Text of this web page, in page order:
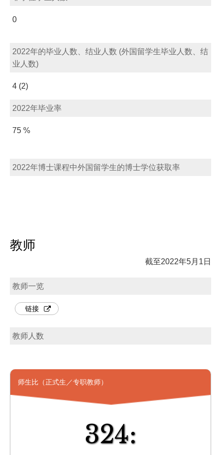
0
2022年的毕业人数、结业人数 (外国留学生毕业人数、结
业人数)
4 (2)
2022年毕业率
75 %
2022年博士课程中外国留学生的博士学位获取率
教师
截至2022年5月1日
教师一览
链接
教师人数
师生比（正式生／专职教师）
324: